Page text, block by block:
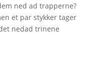
ned ad trapperne?
et par stykker tager
nedad trinene